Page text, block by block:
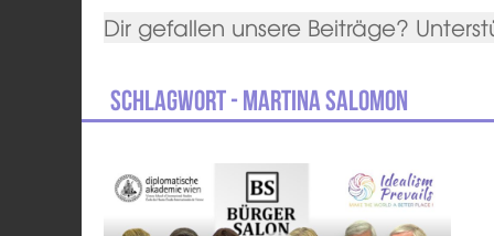
Dir gefallen unsere Beiträge?
Schlagwort - Martina Salomon